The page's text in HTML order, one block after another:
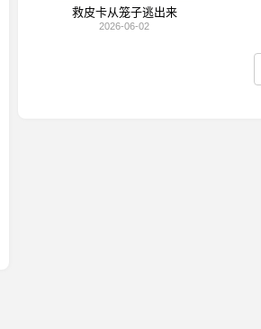
救皮卡从笼子逃出来
2026-06-02